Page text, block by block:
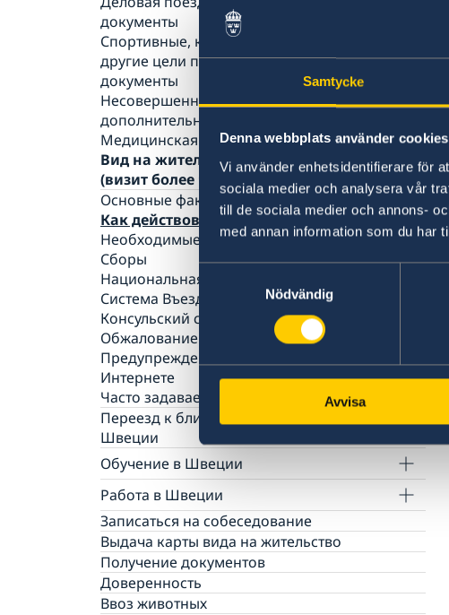
Samtycke
Denna webbplats använder cookies
Vi använder enhetsidentifierare för
sociala medier och analysera vår
till de sociala medier och annons-
med annan information som du har
Samtyckesval
Nödvändig
Avvisa
документы
Спортивные, культурные мероприятия и
другие цели поездки - дополнительные
документы
Несовершеннолетние лица -
дополнительные документы
Медицинская страховка путешественника
Вид на жительство с целью визита
(визит более чем на 90 дней)
Основные факты
Как действовать
Необходимые документы
Сборы
Национальная виза
Система Въезда/Выезда в ЕС
Консульский сбор за визу
Обжалование решения по заявлению на визу
Предупреждение о мошенничестве в
Интернете
Часто задаваемые вопросы
Переезд к близкому родственнику в
Швеции
Как оформить ВНЖ
Необходимые документы
Сборы
Часто задаваемые вопросы
Обучение в Швеции
Общие сведения
Подача заявления
Необходимые документы
Консульский сбор
Часто задаваемые вопросы
Работа в Швеции
Общие сведения
Подача заявления
Необходимые документы
Консульский сбор
Часто задаваемые вопросы
Записаться на собеседование
Выдача карты вида на жительство
Получение документов
Доверенность
Ввоз животных